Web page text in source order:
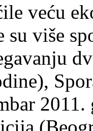
veću
su više